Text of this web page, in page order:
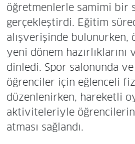
öğretmenlerle samimi bir
gerçekleştirdi. Eğitim
alışverişinde bulunurken,
yeni dönem
dinledi. Spor salonunda
öğrenciler için eğlenceli
düzenlenirken, hareketli
aktiviteleriyle
atması sağlandı.